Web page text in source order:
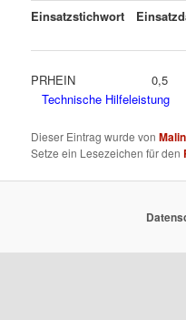
Einsatzstichwort
Technische Hilfeleistung
Dieser Eintrag wurde von
Setze ein Lesezeichen für den